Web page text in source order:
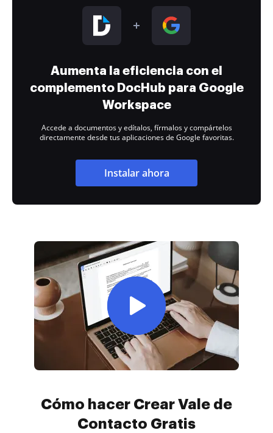
Aumenta la eficiencia con el
complemento DocHub para Google
Workspace
Accede a documentos y edítalos, fírmalos y compártelos
directamente desde tus aplicaciones de Google favoritas.
Instalar ahora
Cómo hacer Crear Vale de
Contacto Gratis